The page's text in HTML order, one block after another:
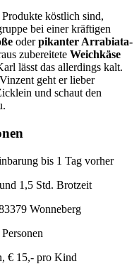
köstlich sind,
bei einer kräftigen
oderpikanter Arrabiata-
zubereitete Weichkäse
lässt das allerdings kalt.
geht er lieber
und schaut den
bis 1 Tag vorher
1,5 Std. Brotzeit
Wonneberg
€ 15,- pro Kind